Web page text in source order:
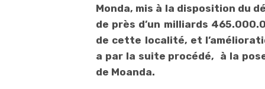
Monda, mis à la disposition du
de près d’un milliards
de cette localité, et
a par la suite procédé, à la
de Moanda.